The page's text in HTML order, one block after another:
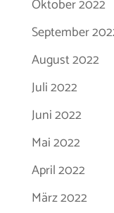
Oktober 2022
September
August 2022
Juli 2022
Juni 2022
Mai 2022
April 2022
März 2022